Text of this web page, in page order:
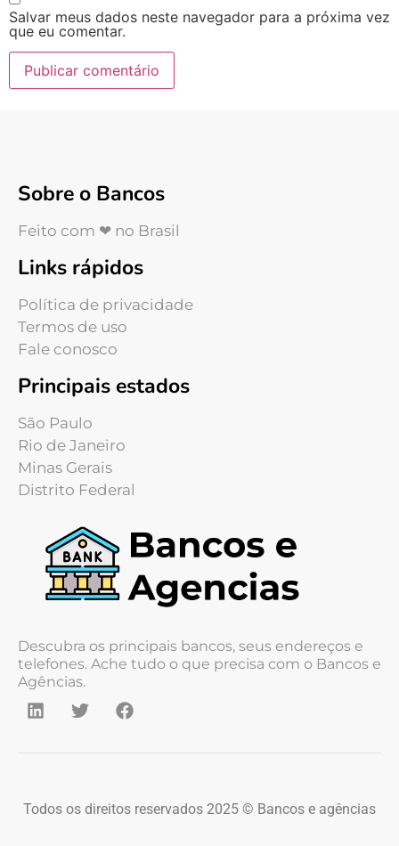
Salvar meus dados neste navegador para a próxima vez
que eu comentar.
Sobre o Bancos
Feito com ❤ no Brasil
Links rápidos
Política de privacidade
Termos de uso
Fale conosco
Principais estados
São Paulo
Rio de Janeiro
Minas Gerais
Distrito Federal
Descubra os principais bancos, seus endereços e
telefones. Ache tudo o que precisa com o Bancos e
Agências.
Todos os direitos reservados 2025 © Bancos e agências